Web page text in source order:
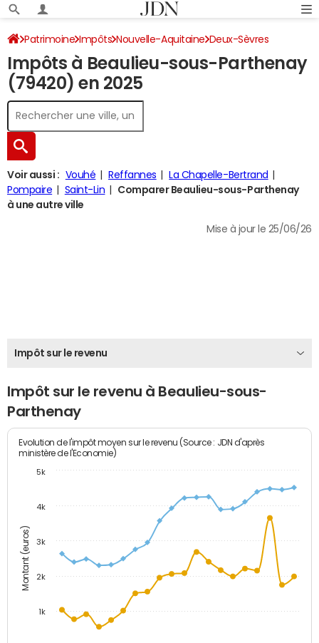
Patrimoine Impôts Nouvelle-Aquitaine Deux-Sèvres
Beaulieu-sous-Parthenay Impôt sur le revenu
Impôts à Beaulieu-sous-Parthenay
(79420) en 2025
Voir aussi : Vouhé Reffannes
La Chapelle-Bertrand
Pompaire
Saint-Lin
Comparer Beaulieu-sous-Parthenay
à une autre ville
Mise à jour le 25/06/26
Impôt sur le revenu
Impôt sur le revenu à Beaulieu-sous-
Parthenay
Montant (euros)
Evolution de l'impôt moyen sur le revenu (Source : JDN d'après
ministère de l'Economie)
1k
2k
3k
4k
5k